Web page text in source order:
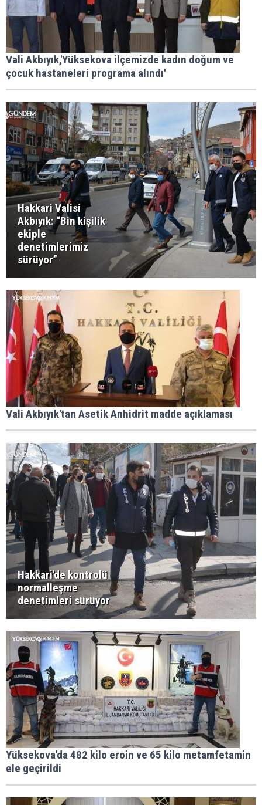
Vali Akbıyık,'Yüksekova ilçemizde kadın doğum ve
çocuk hastaneleri programa alındı'
Hakkari Valisi
Akbıyık: “Bin kişilik
ekiple
denetimlerimiz
sürüyor”
Vali Akbıyık'tan Asetik Anhidrit madde açıklaması
Hakkari'de kontrolü
normalleşme
denetimleri sürüyor
Yüksekova'da 482 kilo eroin ve 65 kilo metamfetamin
ele geçirildi